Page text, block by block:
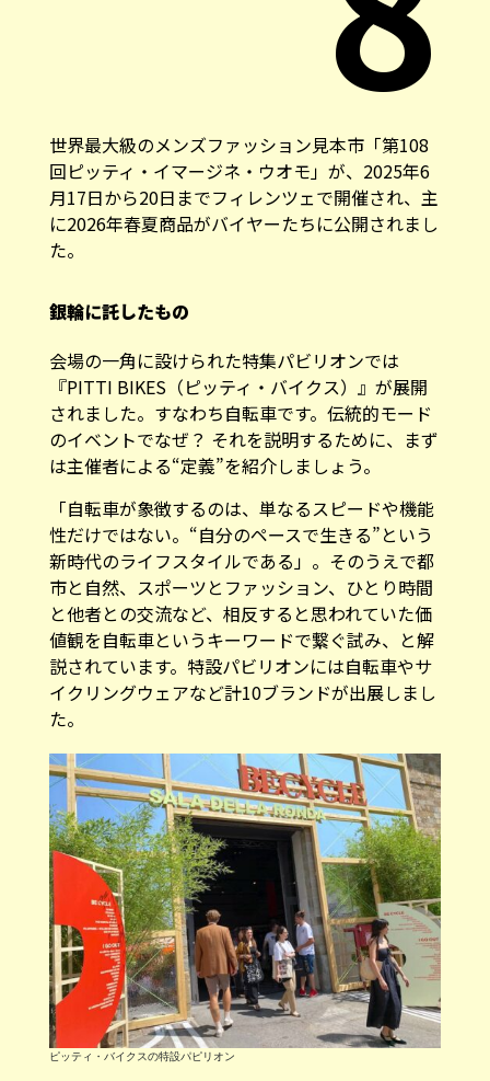
世界最大級のメンズファッション見本市「第108
回ピッティ・イマージネ・ウオモ」が、2025年6
月17日から20日までフィレンツェで開催され、主
に2026年春夏商品がバイヤーたちに公開されまし
た。
銀輪に託したもの
会場の一角に設けられた特集パビリオンでは
『PITTI BIKES（ピッティ・バイクス）』が展開
されました。すなわち自転車です。伝統的モード
のイベントでなぜ？ それを説明するために、まず
は主催者による“定義”を紹介しましょう。
「自転車が象徴するのは、単なるスピードや機能
性だけではない。“自分のペースで生きる”という
新時代のライフスタイルである」。そのうえで都
市と自然、スポーツとファッション、ひとり時間
と他者との交流など、相反すると思われていた価
値観を自転車というキーワードで繋ぐ試み、と解
説されています。特設パビリオンには自転車やサ
イクリングウェアなど計10ブランドが出展しまし
た。
ピッティ・バイクスの特設パピリオン